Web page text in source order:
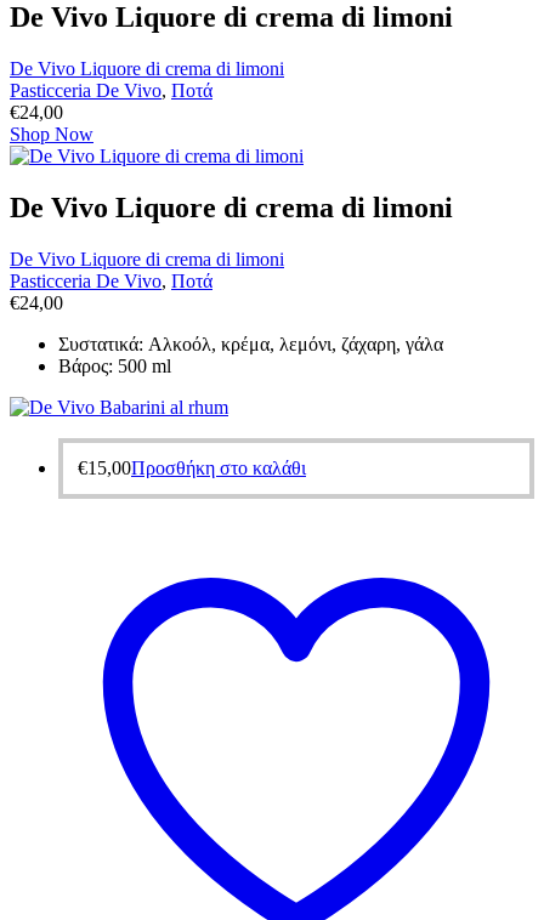
De Vivo Liquore di crema di limoni
De Vivo Liquore di crema di limoni
Pasticceria De Vivo, Ποτά
€24,00
Shop Now
De Vivo Liquore di crema di limoni
De Vivo Liquore di crema di limoni
Pasticceria De Vivo, Ποτά
€24,00
Συστατικά: Aλκοόλ, κρέμα, λεμόνι, ζάχαρη, γάλα
Βάρος: 500 ml
€15,00Προσθήκη στο καλάθι